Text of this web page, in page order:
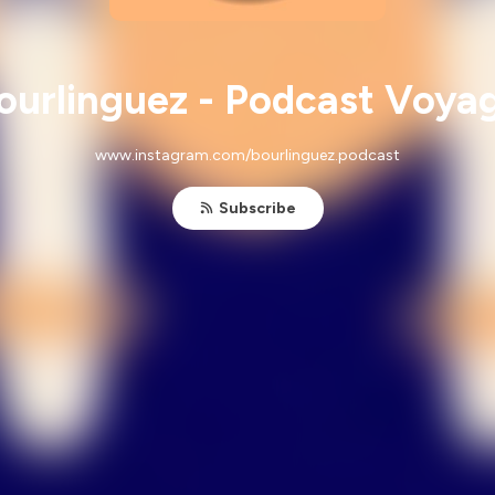
- Podcast
www.instagram.com/bourlinguez.podcast
Subscribe